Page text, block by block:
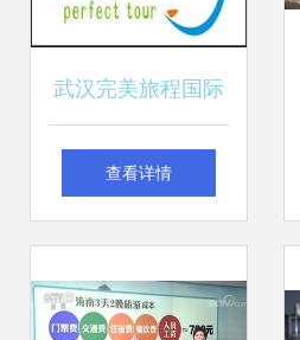
武汉完美旅程国际
旅行社签约一卡易
动智慧旅游服务升
查看详情